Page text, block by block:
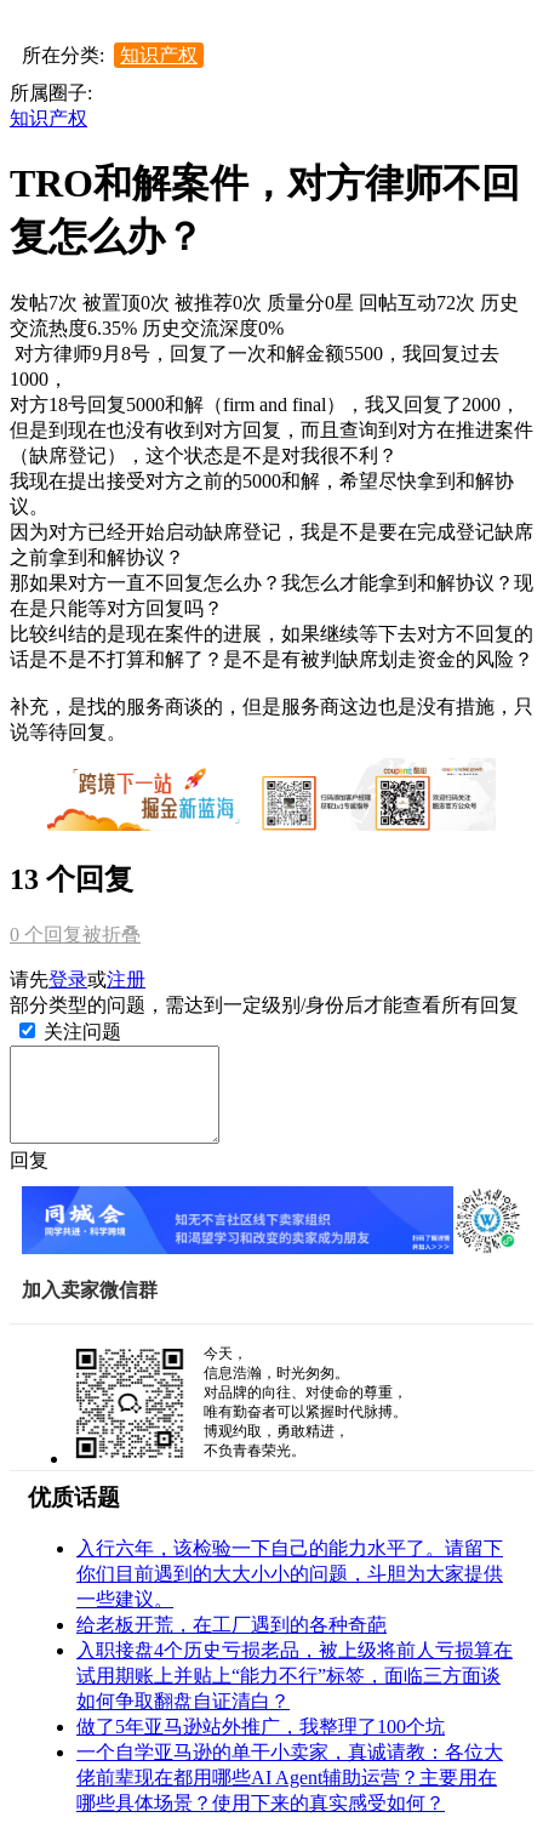
所在分类:
知识产权
所属圈子:
知识产权
TRO和解案件，对方律师不回
复怎么办？
发帖7次 被置顶0次 被推荐0次 质量分0星 回帖互动72次 历史
交流热度6.35% 历史交流深度0%
对方律师9月8号，回复了一次和解金额5500，我回复过去
1000，
对方18号回复5000和解（firm and final），我又回复了2000，
但是到现在也没有收到对方回复，而且查询到对方在推进案件
（缺席登记），这个状态是不是对我很不利？
我现在提出接受对方之前的5000和解，希望尽快拿到和解协
议。
因为对方已经开始启动缺席登记，我是不是要在完成登记缺席
之前拿到和解协议？
那如果对方一直不回复怎么办？我怎么才能拿到和解协议？现
在是只能等对方回复吗？
比较纠结的是现在案件的进展，如果继续等下去对方不回复的
话是不是不打算和解了？是不是有被判缺席划走资金的风险？
补充，是找的服务商谈的，但是服务商这边也是没有措施，只
说等待回复。
13 个回复
0 个回复被折叠
请先登录或注册
部分类型的问题，需达到一定级别/身份后才能查看所有回复
关注问题
回复
加入卖家微信群
今天，
信息浩瀚，时光匆匆。
对品牌的向往、对使命的尊重，
唯有勤奋者可以紧握时代脉搏。
博观约取，勇敢精进，
不负青春荣光。
优质话题
入行六年，该检验一下自己的能力水平了。请留下
你们目前遇到的大大小小的问题，斗胆为大家提供
一些建议。
给老板开荒，在工厂遇到的各种奇葩
入职接盘4个历史亏损老品，被上级将前人亏损算在
试用期账上并贴上“能力不行”标签，面临三方面谈
如何争取翻盘自证清白？
做了5年亚马逊站外推广，我整理了100个坑
一个自学亚马逊的单干小卖家，真诚请教：各位大
佬前辈现在都用哪些AI Agent辅助运营？主要用在
哪些具体场景？使用下来的真实感受如何？